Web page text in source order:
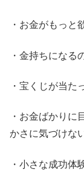
・お金がもっと
・金持ちになる
・宝くじが当た
・お金ばかりに
かさに気づけな
・小さな成功体